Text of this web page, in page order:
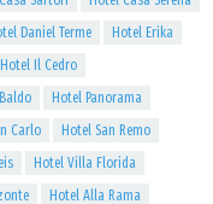
Daniel Terme
Hotel Erika
Hotel Il Cedro
Hotel Panorama
Carlo
Hotel San Remo
Hotel Villa Florida
Hotel Alla Rama